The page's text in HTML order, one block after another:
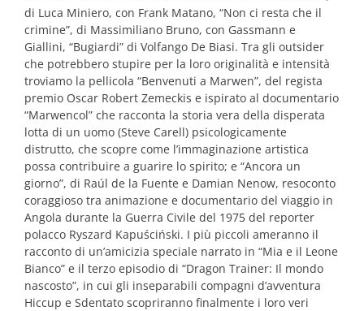
di Luca Miniero, con Frank Matano, “Non ci resta che il
crimine”, di Massimiliano Bruno, con Gassmann e
Giallini, “Bugiardi” di Volfango De Biasi. Tra gli outsider
che potrebbero stupire per la loro originalità e intensità
troviamo la pellicola “Benvenuti a Marwen”, del regista
premio Oscar Robert Zemeckis e ispirato al documentario
“Marwencol” che racconta la storia vera della disperata
lotta di un uomo (Steve Carell) psicologicamente
distrutto, che scopre come l’immaginazione artistica
possa contribuire a guarire lo spirito; e “Ancora un
giorno”, di Raúl de la Fuente e Damian Nenow, resoconto
coraggioso tra animazione e documentario del viaggio in
Angola durante la Guerra Civile del 1975 del reporter
polacco Ryszard Kapuściński. I più piccoli ameranno il
racconto di un’amicizia speciale narrato in “Mia e il Leone
Bianco” e il terzo episodio di “Dragon Trainer: Il mondo
nascosto”, in cui gli inseparabili compagni d’avventura
Hiccup e Sdentato scopriranno finalmente i loro veri